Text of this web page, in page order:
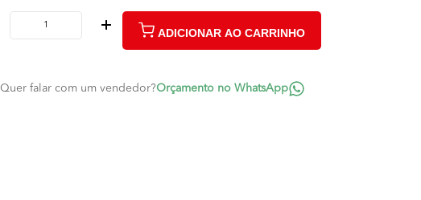
ADICIONAR AO CARRINHO
Quer falar com um vendedor?Orçamento no WhatsApp